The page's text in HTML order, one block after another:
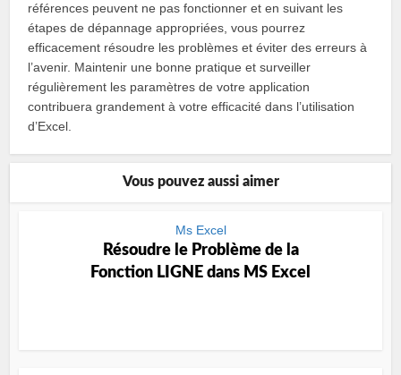
références peuvent ne pas fonctionner et en suivant les
étapes de dépannage appropriées, vous pourrez
efficacement résoudre les problèmes et éviter des erreurs à
l’avenir. Maintenir une bonne pratique et surveiller
régulièrement les paramètres de votre application
contribuera grandement à votre efficacité dans l’utilisation
d’Excel.
Vous pouvez aussi aimer
Ms Excel
Résoudre le Problème de la
Fonction LIGNE dans MS Excel